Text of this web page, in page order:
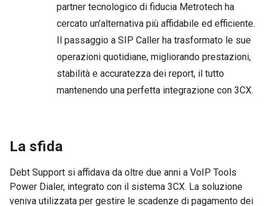
partner tecnologico di fiducia Metrotech ha
cercato un’alternativa più affidabile ed efficiente.
Il passaggio a SIP Caller ha trasformato le sue
operazioni quotidiane, migliorando prestazioni,
stabilità e accuratezza dei report, il tutto
mantenendo una perfetta integrazione con 3CX.
La sfida
Debt Support si affidava da oltre due anni a VoIP Tools
Power Dialer, integrato con il sistema 3CX. La soluzione
veniva utilizzata per gestire le scadenze di pagamento dei